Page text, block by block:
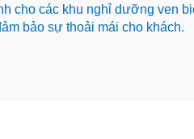
cho các khu nghỉ dưỡng ven
bảo sự thoải mái cho khách.